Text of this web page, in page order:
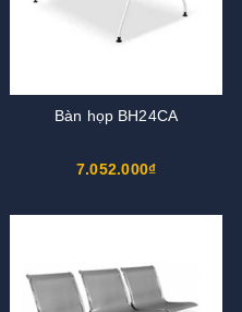
Bàn họp BH24CA
7.052.000₫